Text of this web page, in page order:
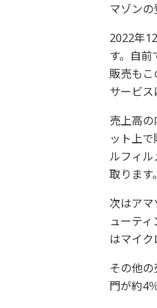
マゾンの
2022年
す。自
販売もこ
サービス
売上高
ット上
ルフィ
取ります。
次はアマ
ューテ
はマイク
その他
門が約4